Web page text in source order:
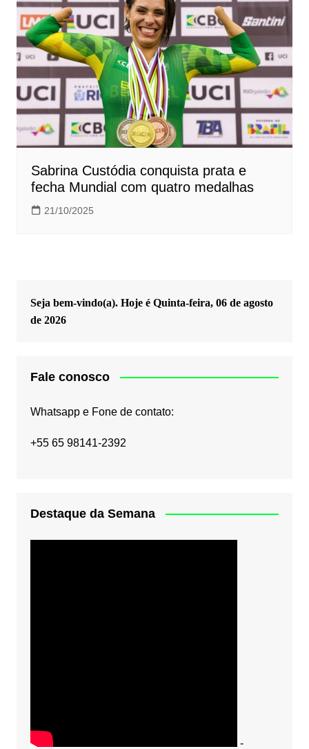
Sabrina Custódia conquista prata e
fecha Mundial com quatro medalhas
21/10/2025
Seja bem-vindo(a). Hoje é Quinta-feira, 06 de agosto
de 2026
Fale conosco
Whatsapp e Fone de contato:
+55 65 98141-2392
Destaque da Semana
-